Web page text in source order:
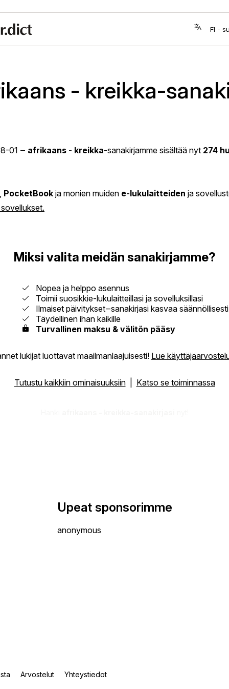
- kreikka-
01 ‒ afrikaans - kreikka-sanakirjamme sisältää nyt 274
PocketBook ja monien muiden e-lukulaitteiden ja
Miksi valita meidän sanakirjamme?
Nopea ja helppo asennus
Toimii suosikkie-lukulaitteillasi ja sovelluksillasi
Ilmaiset päivitykset‒sanakirjasi kasvaa säännöllisesti
Täydellinen ihan kaikille
Turvallinen maksu & välitön pääsy
lukijat luottavat maailmanlaajuisesti! Lue
Tutustu kaikkiin ominaisuuksiin| Katso se toiminnassa
Upeat sponsorimme
anonymous
Arvostelut Yhteystiedot